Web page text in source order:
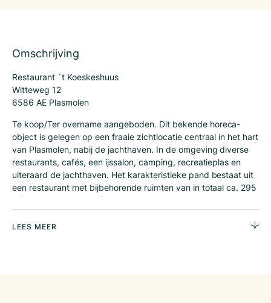
Omschrijving
Restaurant ´t Koeskeshuus
Witteweg 12
6586 AE Plasmolen
Te koop/Ter overname aangeboden. Dit bekende horeca-
object is gelegen op een fraaie zichtlocatie centraal in het hart
van Plasmolen, nabij de jachthaven. In de omgeving diverse
restaurants, cafés, een ijssalon, camping, recreatieplas en
uiteraard de jachthaven. Het karakteristieke pand bestaat uit
een restaurant met bijbehorende ruimten van in totaal ca. 295
m² waarvan ca. 172 m² een restaurant in twee gedeelten (65
zitplaatsen, zeer ruim opgezet) , 53 m2 volledig ingerichte
keuken met alle apparatuur, 23 m2 kantoor, 18 m2
LEES MEER